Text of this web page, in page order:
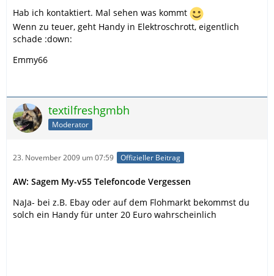
Hab ich kontaktiert. Mal sehen was kommt
Wenn zu teuer, geht Handy in Elektroschrott, eigentlich
schade :down:
Emmy66
textilfreshgmbh
Moderator
23. November 2009 um 07:59 Offizieller Beitrag
AW: Sagem My-v55 Telefoncode Vergessen
NaJa- bei z.B. Ebay oder auf dem Flohmarkt bekommst du
solch ein Handy für unter 20 Euro wahrscheinlich